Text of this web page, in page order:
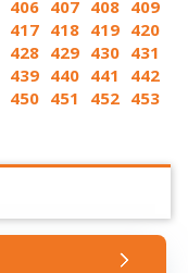
406 407 408 409
417 418 419 420
428 429 430 431
439 440 441
442
450 451 452 453